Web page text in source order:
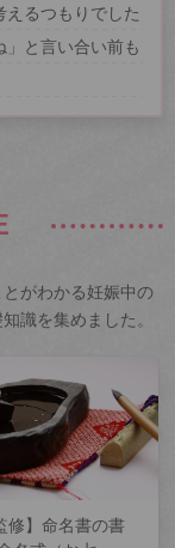
るつもりでした
と言い合い前も
がわかる妊娠中の
識を集めました。
修】命名書の書